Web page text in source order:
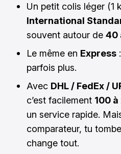
Un petit colis léger (1
International
souvent autour de 40
Le même en Express
parfois plus.
Avec DHL / FedEx /
c’est facilement 100 à
un service rapide.
comparateur, tu
change tout.